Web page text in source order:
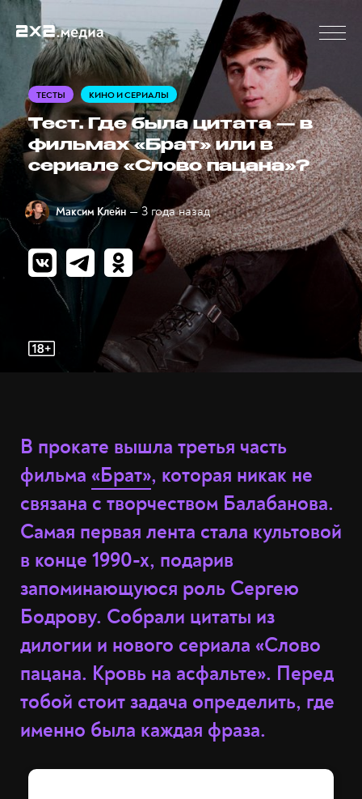
ТЕСТЫ КИНО И СЕРИАЛЫ
Тест. Где была цитата — в
фильмах «Брат» или в
сериале «Слово пацана»?
Максим Клейн — 3 года назад
В прокате вышла третья часть
фильма «Брат», которая никак не
связана с творчеством Балабанова.
Самая первая лента стала культовой
в конце 1990-х, подарив
запоминающуюся роль Сергею
Бодрову. Собрали цитаты из
дилогии и нового сериала «Слово
пацана. Кровь на асфальте». Перед
тобой стоит задача определить, где
именно была каждая фраза.